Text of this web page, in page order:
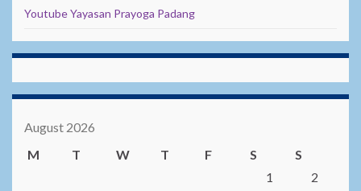
Youtube Yayasan Prayoga Padang
August 2026
M
T W T F S S
1
2